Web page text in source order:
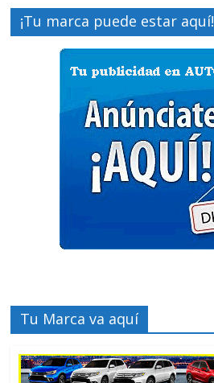
¡Tu marca puede estar aquí!
Tu Marca va aquí